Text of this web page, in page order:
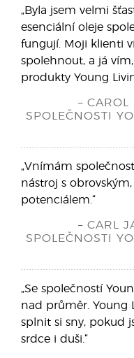
„Byla jsem velmi
esenciální oleje
fungují. Moji klienti
spolehnout, a já
produkty Young
– CAROL
SPOLEČNOSTI
„Vnímám
nástroj s
potenciálem.“
– CARL
SPOLEČNOSTI
„Se společností
nad průměr. Young
splnit si sny, pokud
srdce i duši.“